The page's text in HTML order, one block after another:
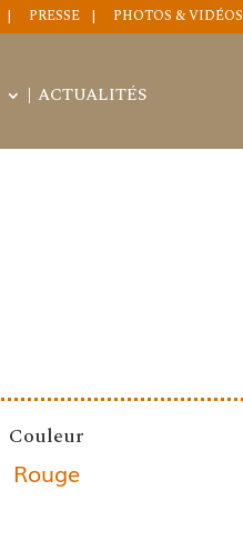
PRESSE PHOTOS & VIDÉOS
ACTUALITÉS
Couleur
Rouge